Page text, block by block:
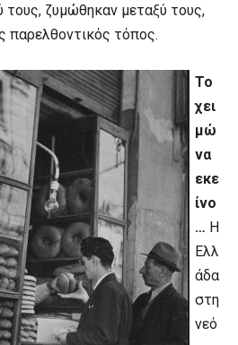
τους, ζυμώθηκαν μεταξύ τους,
παρελθοντικός τόπος.
Το
χει
μώ
να
εκε
ίνο
… Η
Ελλ
άδα
στη
νεό